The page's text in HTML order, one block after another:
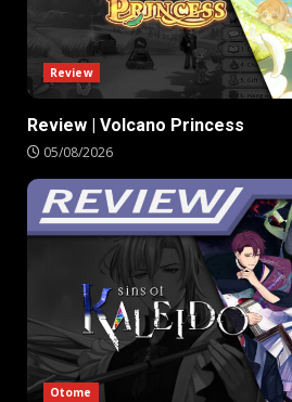
Review
Review | Volcano Princess
05/08/2026
Otome